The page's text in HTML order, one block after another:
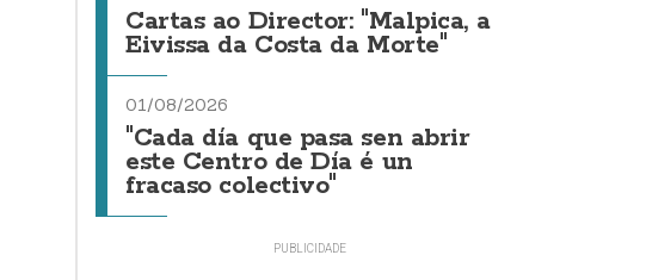
Cartas ao Director: "Malpica, a
Eivissa da Costa da Morte"
01/08/2026
"Cada día que pasa sen abrir
este Centro de Día é un
fracaso colectivo"